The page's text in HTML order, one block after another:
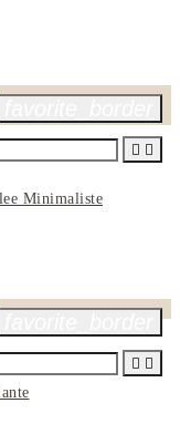
Minimaliste
 
 